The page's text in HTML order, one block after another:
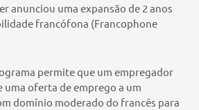
anunciou uma expansão de 2 anos
francófona (Francophone
permite que um empregador
uma oferta de emprego a um
domínio moderado do francês para